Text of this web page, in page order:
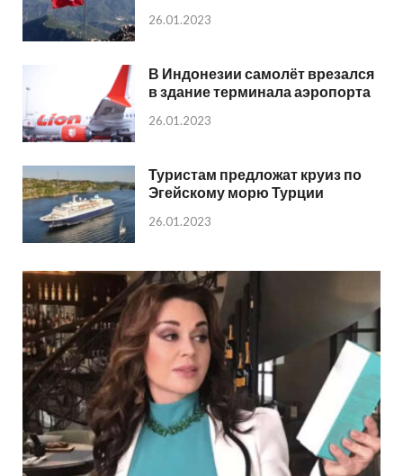
26.01.2023
В Индонезии самолёт врезался
в здание терминала аэропорта
26.01.2023
Туристам предложат круиз по
Эгейскому морю Турции
26.01.2023